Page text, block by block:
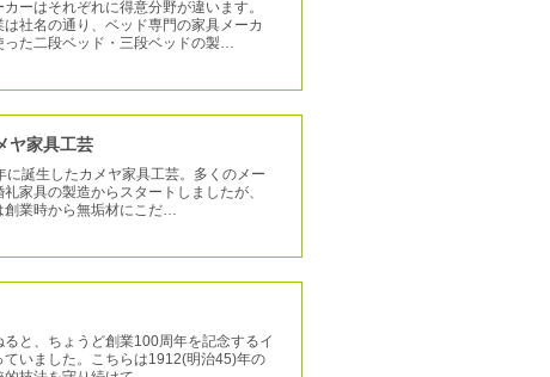
ーはそれぞれに得意分野が違います。
は社名の通り、ベッド専門の家具メーカ
った二段ベッド・三段ベッドの製…
ヤ家具工芸
に誕生したカメヤ家具工芸。多くのメー
家具の製造からスタートしましたが、
創業時から無垢材にこだ…
と、ちょうど創業100周年を記念するイ
ていました。こちらは1912(明治45)年の